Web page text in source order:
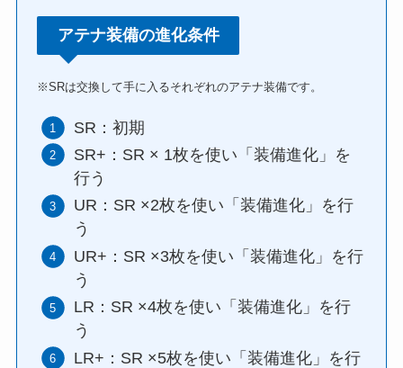
アテナ装備の進化条件
※SRは交換して手に入るそれぞれのアテナ装備です。
SR：初期
SR+：SR × 1枚を使い「装備進化」を
行う
UR：SR ×2枚を使い「装備進化」を行
う
UR+：SR ×3枚を使い「装備進化」を行
う
LR：SR ×4枚を使い「装備進化」を行
う
LR+：SR ×5枚を使い「装備進化」を行